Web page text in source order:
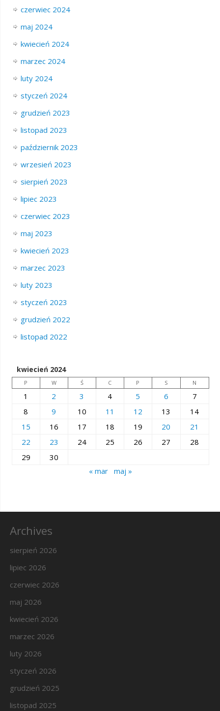
czerwiec 2024
maj 2024
kwiecień 2024
marzec 2024
luty 2024
styczeń 2024
grudzień 2023
listopad 2023
październik 2023
wrzesień 2023
sierpień 2023
lipiec 2023
czerwiec 2023
maj 2023
kwiecień 2023
marzec 2023
luty 2023
styczeń 2023
grudzień 2022
listopad 2022
kwiecień 2024
P W Ś C P S N
1 2 3 4 5 6
7
8
9 10 11 12 13
14
15
16 17 18 19 20
21
22
23 24 25 26 27
28
29
30
« mar
maj »
Archives
sierpień 2026
lipiec 2026
czerwiec 2026
maj 2026
kwiecień 2026
marzec 2026
luty 2026
styczeń 2026
grudzień 2025
listopad 2025